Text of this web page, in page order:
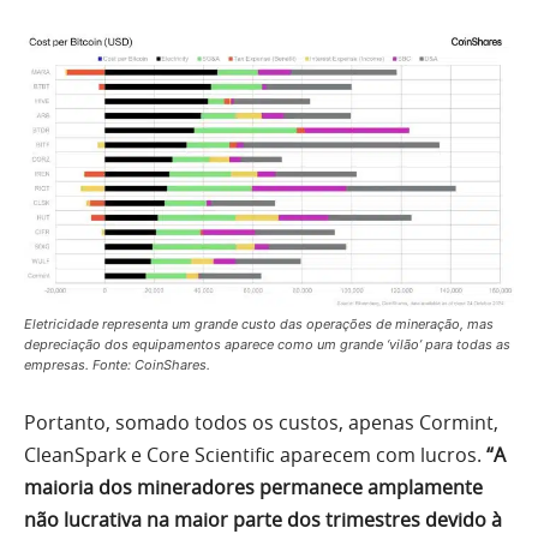
Eletricidade representa um grande custo das operações de mineração, mas
depreciação dos equipamentos aparece como um grande ‘vilão’ para todas as
empresas. Fonte: CoinShares.
Portanto, somado todos os custos, apenas Cormint,
CleanSpark e Core Scientific aparecem com lucros. “A
maioria dos mineradores permanece amplamente
não lucrativa na maior parte dos trimestres devido à